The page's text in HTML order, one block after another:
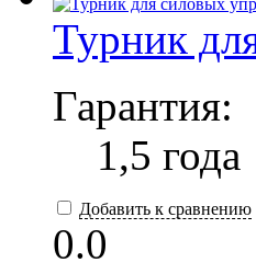
Турник
Гарантия:
1,5 года
Добавить к сравнению
0.0